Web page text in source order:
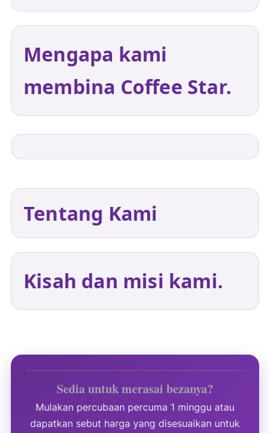
Mengapa kami
membina Coffee Star.
Tentang Kami
Kisah dan misi kami.
Sedia untuk merasai bezanya?
Mulakan percubaan percuma 1 minggu atau
dapatkan sebut harga yang disesuaikan untuk